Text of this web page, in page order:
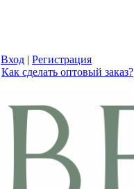
Вход | Регистрация
Как сделать оптовый заказ?